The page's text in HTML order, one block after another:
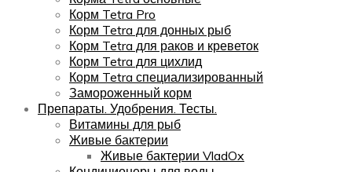
Корм Tetra Pro
Корм Tetra для донных рыб
Корм Tetra для раков и креветок
Корм Tetra для цихлид
Корм Tetra специализированный
Замороженный корм
Препараты. Удобрения. Тесты.
Витамины для рыб
Живые бактерии
Живые бактерии VladOx